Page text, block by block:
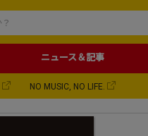
ニュース＆記事
NO MUSIC, NO LIFE.